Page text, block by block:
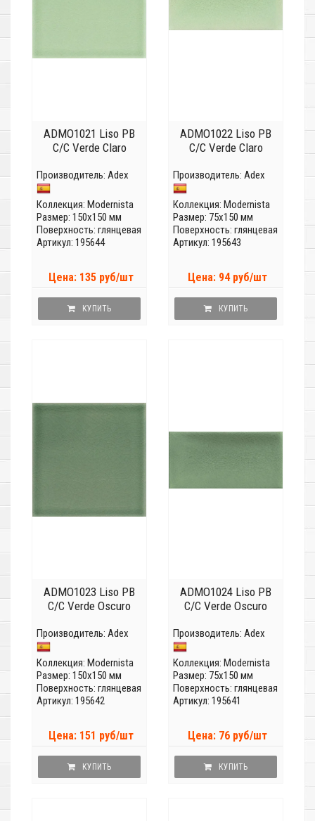
ADMO1021 Liso PB
C/C Verde Claro
Производитель: Adex
Коллекция: Modernista
Размер: 150x150 мм
Поверхность: глянцевая
Артикул: 195644
Цена: 135 руб/шт
КУПИТЬ
ADMO1022 Liso PB
C/C Verde Claro
Производитель: Adex
Коллекция: Modernista
Размер: 75x150 мм
Поверхность: глянцевая
Артикул: 195643
Цена: 94 руб/шт
КУПИТЬ
ADMO1023 Liso PB
C/C Verde Oscuro
Производитель: Adex
Коллекция: Modernista
Размер: 150x150 мм
Поверхность: глянцевая
Артикул: 195642
Цена: 151 руб/шт
КУПИТЬ
ADMO1024 Liso PB
C/C Verde Oscuro
Производитель: Adex
Коллекция: Modernista
Размер: 75x150 мм
Поверхность: глянцевая
Артикул: 195641
Цена: 76 руб/шт
КУПИТЬ